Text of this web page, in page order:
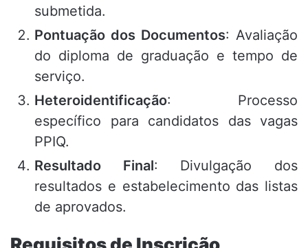
submetida.
Pontuação dos Documentos: Avaliação
do diploma de graduação e tempo de
serviço.
Heteroidentificação: Processo
específico para candidatos das vagas
PPIQ.
Resultado Final: Divulgação dos
resultados e estabelecimento das listas
de aprovados.